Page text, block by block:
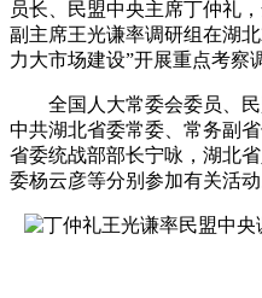
员长、民盟中央主席丁仲礼
副主席王光谦率调研组在湖
力大市场建设”开展重点考察
全国人大常委会委员、
中共湖北省委常委、常务副
省委统战部部长宁咏，湖北
委杨云彦等分别参加有关活动